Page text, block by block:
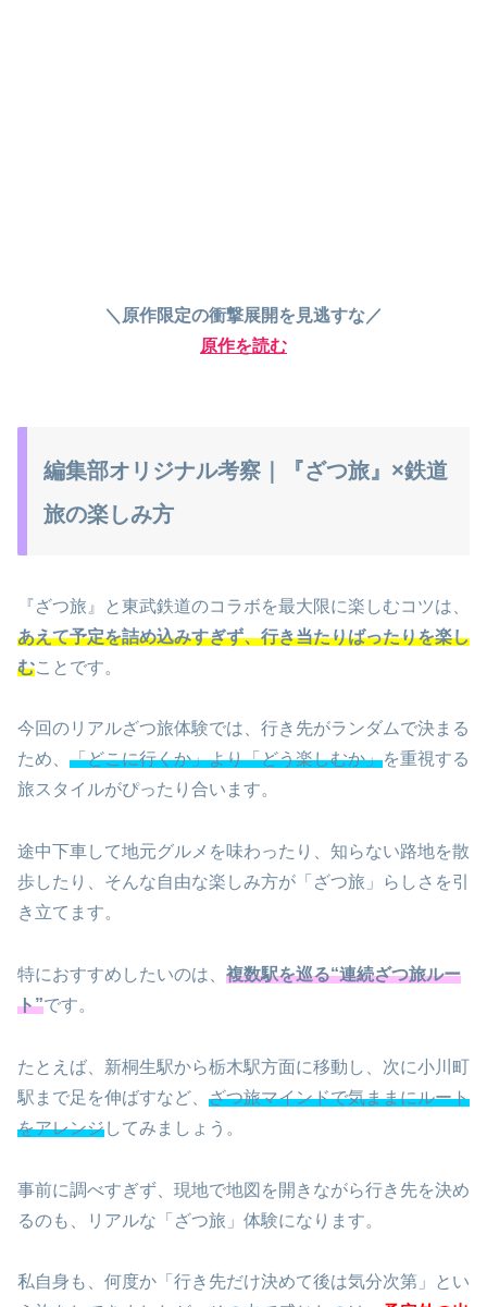
＼原作限定の衝撃展開を見逃すな／
原作を読む
編集部オリジナル考察｜『ざつ旅』×鉄道
旅の楽しみ方
『ざつ旅』と東武鉄道のコラボを最大限に楽しむコツは、
あえて予定を詰め込みすぎず、行き当たりばったりを楽し
むことです。
今回のリアルざつ旅体験では、行き先がランダムで決まる
ため、 「どこに行くか」より「どう楽しむか」を重視する
旅スタイルがぴったり合います。
途中下車して地元グルメを味わったり、知らない路地を散
歩したり、そんな自由な楽しみ方が「ざつ旅」らしさを引
き立てます。
特におすすめしたいのは、 複数駅を巡る“連続ざつ旅ルー
ト”です。
たとえば、新桐生駅から栃木駅方面に移動し、次に小川町
駅まで足を伸ばすなど、 ざつ旅マインドで気ままにルート
をアレンジしてみましょう。
事前に調べすぎず、現地で地図を開きながら行き先を決め
るのも、リアルな「ざつ旅」体験になります。
私自身も、何度か「行き先だけ決めて後は気分次第」とい